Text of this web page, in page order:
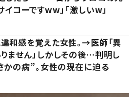
イコーですww」「激しいw」
和感を覚えた女性。→医師「異
ません」しかしその後…判明し
かの病”。女性の現在に迫る